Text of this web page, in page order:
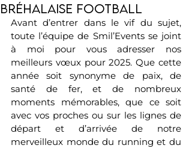
Bréhalaise Football
Avant d’entrer dans le vif du sujet,
toute l’équipe de Smil’Events se joint
à moi pour vous adresser nos
meilleurs vœux pour 2025. Que cette
année soit synonyme de paix, de
santé de fer, et de nombreux
moments mémorables, que ce soit
avec vos proches ou sur les lignes de
départ et d’arrivée de notre
merveilleux monde du running et du